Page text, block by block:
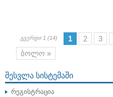
გვერდი 1 (14) 1 2 3
ბოლო »
ᲨᲔᲡᲕᲚᲐ ᲡᲘᲡᲢᲔᲛᲐᲨᲘ
რეგისტრაცია